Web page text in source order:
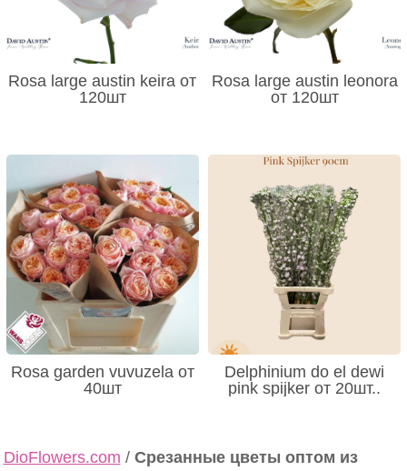
Rosa large austin keira от
120шт
Rosa large austin leonora
от 120шт
Rosa garden vuvuzela от
40шт
Delphinium do el dewi
pink spijker от 20шт..
DioFlowers.com / Срезанные цветы оптом из